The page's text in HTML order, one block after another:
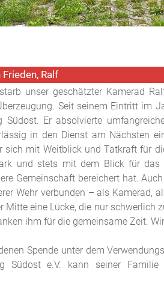
Ralf
unser geschätzter Kamerad
Seit seinem Eintritt im
Südost. Er absolvierte
in den Dienst am Nächsten
sich mit Weitblick und Tatkraft für
und stets mit dem Blick für
Gemeinschaft bereichert hat.
Wehr verbunden – als Kamerad,
Mitte eine Lücke, die nur
ihm für die gemeinsame Zeit.
Spende unter dem
Südost e.V. kann seiner